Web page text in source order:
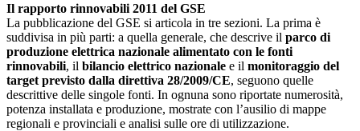
Il rapporto rinnovabili 2011 del GSE
La pubblicazione del GSE si articola in tre sezioni. La prima è
suddivisa in più parti: a quella generale, che descrive il parco di
produzione elettrica nazionale alimentato con le fonti
rinnovabili, il bilancio elettrico nazionale e il monitoraggio del
target previsto dalla direttiva 28/2009/CE, seguono quelle
descrittive delle singole fonti. In ognuna sono riportate numerosità,
potenza installata e produzione, mostrate con l’ausilio di mappe
regionali e provinciali e analisi sulle ore di utilizzazione.